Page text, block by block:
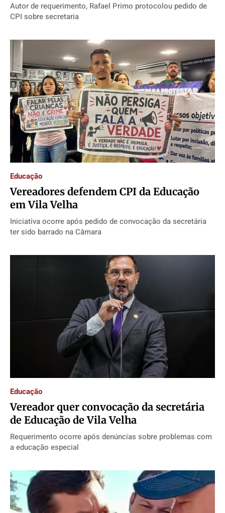
Autor de requerimento, Rafael Primo protocolou pedido de
CPI sobre secretaria
Educação
Vereadores defendem CPI da Educação
em Vila Velha
Iniciativa ocorre após pedido de convocação da secretária
ter sido barrado na Câmara
Educação
Vereador quer convocação da secretária
de Educação de Vila Velha
Requerimento ocorre após denúncias sobre problemas com
a educação especial